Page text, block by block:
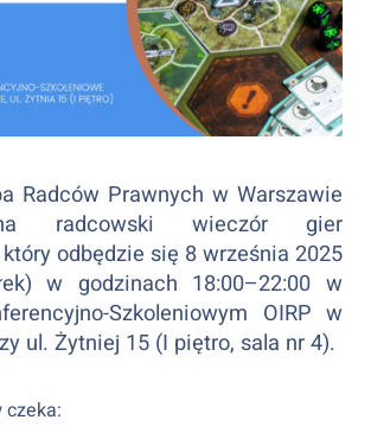
Radców Prawnych w Warszawie
radcowski wieczór gier
odbędzie się 8 września 2025
w godzinach 18:00–22:00 w
Szkoleniowym OIRP w
ul. Żytniej 15 (I piętro, sala nr 4).
czeka: